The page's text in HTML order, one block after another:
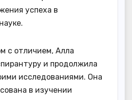
успеха в
с отличием, Алла
и продолжила
исследованиями. Она
в изучении